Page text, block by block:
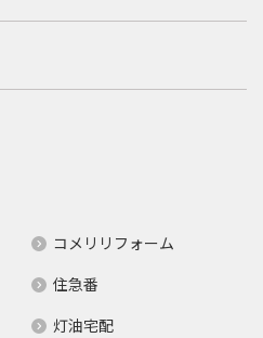
コメリリフォーム
住急番
灯油宅配